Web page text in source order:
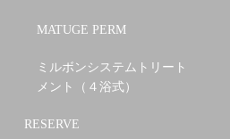
MATUGE PERM
ミルボンシステムトリート
メント（４浴式）
RESERVE